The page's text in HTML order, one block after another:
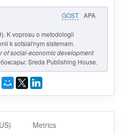
GOST APA
K voprosu o metodologii
k sotsial'nym sistemam.
of social-economic development
Sreda Publishing House.
Metrics